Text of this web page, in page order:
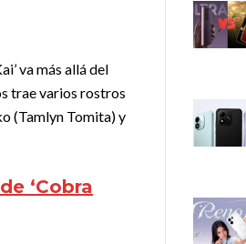
va más allá del
trae varios rostros
(Tamlyn Tomita) y
‘Cobra